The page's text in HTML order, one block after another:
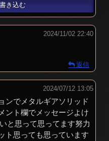
2024/11/02 22:40
返信
2024/07/12 13:05
ンでメタルギアソリッド
ント欄でメッセージよけ
と思って思ってます努力
ト思っても思っています